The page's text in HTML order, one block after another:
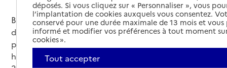
Brigitte Bourguignon, la ministre déléguée chargée
de l’Autonomie, a présenté un plan d’action national
pour réduire les chutes mortelles ou entraînant une
hospitalisation des personnes âgées de 20% d’ici
déposés. Si vous cliquez sur « Personnaliser », vous
l’implantation de cookies auxquels vous consentez.
conservé pour une durée maximale de 13 mois et
informé et modifier vos préférences à tout moment
cookies ».
Tout accepter